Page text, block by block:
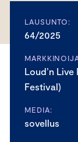
LAUSUNTO:
64/2025
Loud’n
Festival)
MEDIA:
sovellus